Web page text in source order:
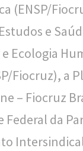
(ENSP/
e
Ecologia
Fiocruz), a
– Fiocruz
Federal da